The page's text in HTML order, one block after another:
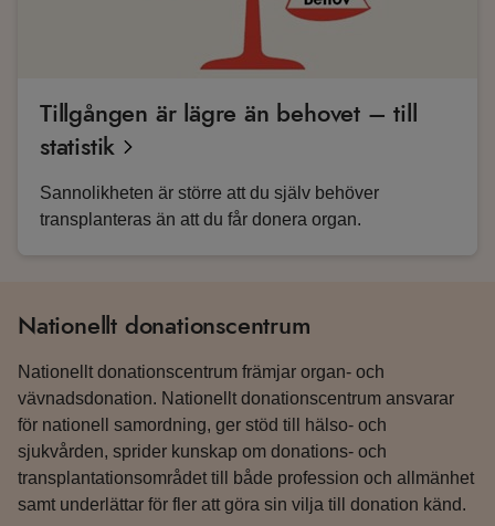
Tillgången är lägre än behovet – till
statistik
Sannolikheten är större att du själv behöver
transplanteras än att du får donera organ.
Nationellt donationscentrum
Nationellt donationscentrum främjar organ- och
vävnadsdonation. Nationellt donationscentrum ansvarar
för nationell samordning, ger stöd till hälso- och
sjukvården, sprider kunskap om donations- och
transplantationsområdet till både profession och allmänhet
samt underlättar för fler att göra sin vilja till donation känd.